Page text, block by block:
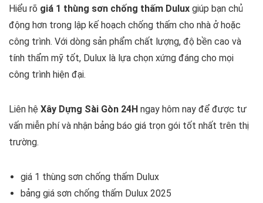
Hiểu rõ giá 1 thùng sơn chống thấm Dulux giúp bạn chủ
động hơn trong lập kế hoạch chống thấm cho nhà ở hoặc
công trình. Với dòng sản phẩm chất lượng, độ bền cao và
tính thẩm mỹ tốt, Dulux là lựa chọn xứng đáng cho mọi
công trình hiện đại.
Liên hệ Xây Dựng Sài Gòn 24H ngay hôm nay để được tư
vấn miễn phí và nhận bảng báo giá trọn gói tốt nhất trên thị
trường.
giá 1 thùng sơn chống thấm Dulux
bảng giá sơn chống thấm Dulux 2025